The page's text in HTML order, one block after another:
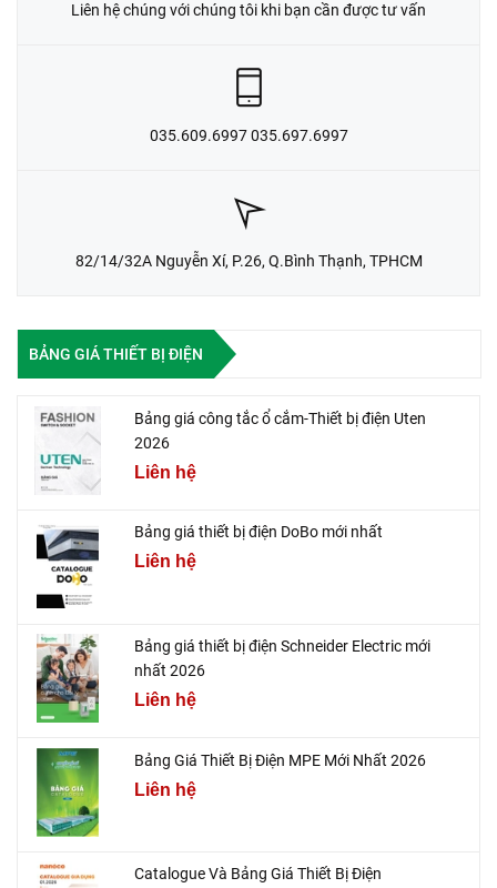
Liên hệ chúng với chúng tôi khi bạn cần được tư vấn
035.609.6997 035.697.6997
82/14/32A Nguyễn Xí, P.26, Q.Bình Thạnh, TPHCM
BẢNG GIÁ THIẾT BỊ ĐIỆN
Bảng giá công tắc ổ cắm-Thiết bị điện Uten
2026
Liên hệ
Bảng giá thiết bị điện DoBo mới nhất
Liên hệ
Bảng giá thiết bị điện Schneider Electric mới
nhất 2026
Liên hệ
Bảng Giá Thiết Bị Điện MPE Mới Nhất 2026
Liên hệ
Catalogue Và Bảng Giá Thiết Bị Điện